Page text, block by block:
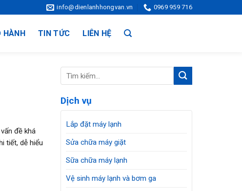
info@dienlanhhongvan.vn 0969 959 716
HÀNH TIN TỨC LIÊN HỆ
đề khá
tiết, dễ hiểu
Dịch vụ
Lắp đặt máy lạnh
Sửa chữa máy giặt
Sữa chữa máy lạnh
Vệ sinh máy lạnh và bơm ga